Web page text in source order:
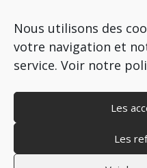
Nous utilisons des
votre navigation et
service. Voir notre
Les
Les
Syndrome de Bartter(8)
Copyright ©